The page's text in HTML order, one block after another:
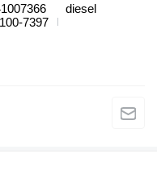
7397
diesel